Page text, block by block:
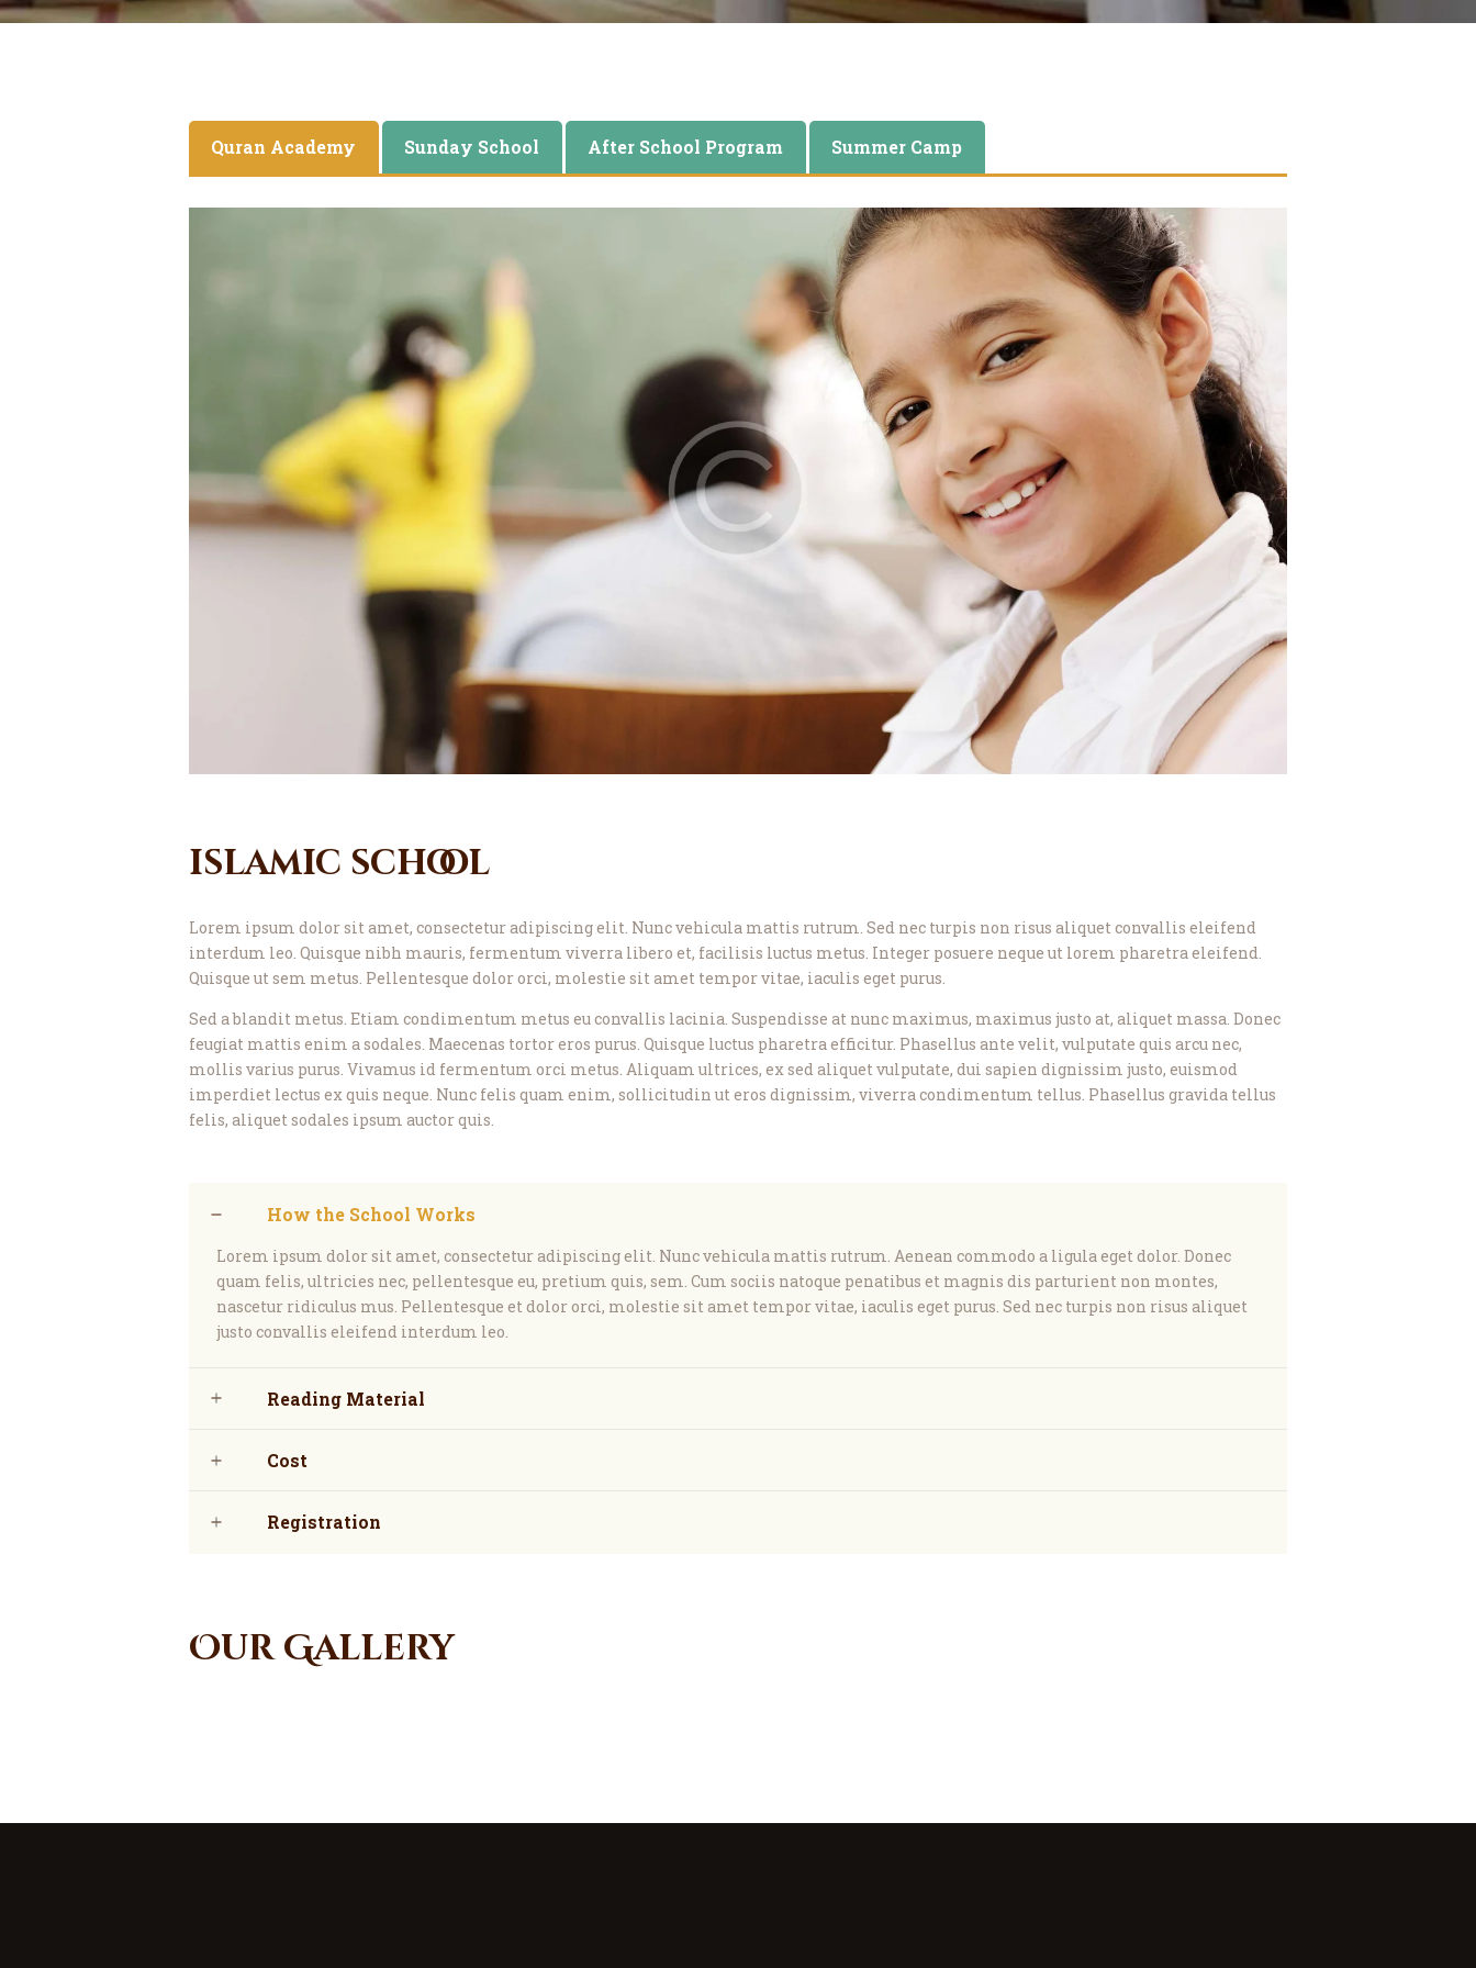
Quran Academy Sunday School After School Program Summer Camp
islamic school
Lorem ipsum dolor sit amet, consectetur adipiscing elit. Nunc vehicula mattis rutrum. Sed nec turpis non risus aliquet convallis eleifend
interdum leo. Quisque nibh mauris, fermentum viverra libero et, facilisis luctus metus. Integer posuere neque ut lorem pharetra eleifend.
Quisque ut sem metus. Pellentesque dolor orci, molestie sit amet tempor vitae, iaculis eget purus.
Sed a blandit metus. Etiam condimentum metus eu convallis lacinia. Suspendisse at nunc maximus, maximus justo at, aliquet massa. Donec
feugiat mattis enim a sodales. Maecenas tortor eros purus. Quisque luctus pharetra efficitur. Phasellus ante velit, vulputate quis arcu nec,
mollis varius purus. Vivamus id fermentum orci metus. Aliquam ultrices, ex sed aliquet vulputate, dui sapien dignissim justo, euismod
imperdiet lectus ex quis neque. Nunc felis quam enim, sollicitudin ut eros dignissim, viverra condimentum tellus. Phasellus gravida tellus
felis, aliquet sodales ipsum auctor quis.
How the School Works
Lorem ipsum dolor sit amet, consectetur adipiscing elit. Nunc vehicula mattis rutrum. Aenean commodo a ligula eget dolor. Donec
quam felis, ultricies nec, pellentesque eu, pretium quis, sem. Cum sociis natoque penatibus et magnis dis parturient non montes,
nascetur ridiculus mus. Pellentesque et dolor orci, molestie sit amet tempor vitae, iaculis eget purus. Sed nec turpis non risus aliquet
justo convallis eleifend interdum leo.
Reading Material
Cost
Registration
Our Gallery